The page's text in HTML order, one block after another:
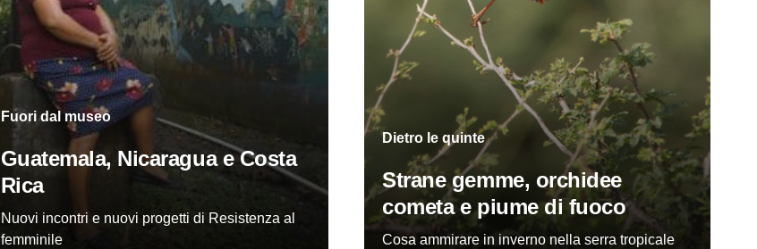
Fuori dal museo
Guatemala, Nicaragua e Costa
Rica
Nuovi incontri e nuovi progetti di Resistenza al
femminile
Dietro le quinte
Strane gemme, orchidee
cometa e piume di fuoco
Cosa ammirare in inverno nella serra tropicale